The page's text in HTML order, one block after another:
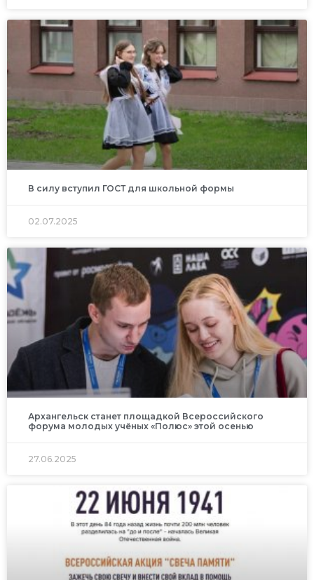
В силу вступил ГОСТ для школьной формы
02.07.2025
Архангельск станет площадкой Всероссийского
форума молодых учёных «Полюс» этой осенью
27.06.2025